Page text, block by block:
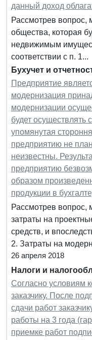
данный доход
Рассмотрев вопрос,
общества, которая
недвижимым
соответствии с п. 1...
Бухучет и
Предприятие
модернизация
модернизации
будет осуществлять
упомянутая
предприятию не
неизвестны.
предприятию
образом
продукции в
Рассмотрев
затраты на
средств, и
2. Затраты на
26 апреля 2018
Налоги и
Согласно условиям
заказчику. После
сдачи работ
работы на 3 года
приемке работ